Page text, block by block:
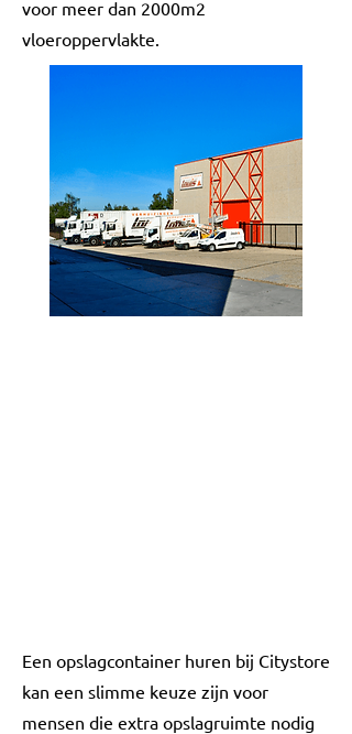
voor meer dan 2000m2
vloeroppervlakte.
Een opslagcontainer huren bij Citystore
kan een slimme keuze zijn voor
mensen die extra opslagruimte nodig